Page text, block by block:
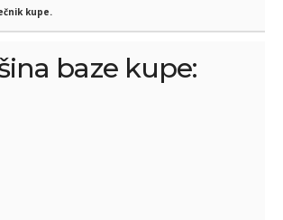
kupe.
baze kupe: